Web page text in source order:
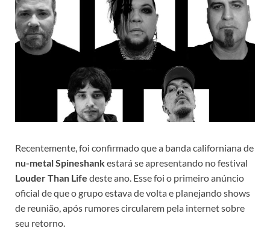
Recentemente, foi confirmado que a banda californiana de
nu-metal Spineshankestará se apresentando no festival
Louder Than Life deste ano. Esse foi o primeiro anúncio
oficial de que o grupo estava de volta e planejando shows
de reunião, após rumores circularem pela internet sobre
seu retorno.